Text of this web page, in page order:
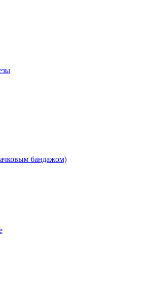
бандажом)